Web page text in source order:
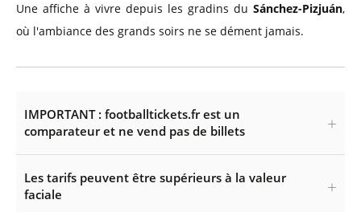
Une affiche à vivre depuis les gradins du Sánchez-Pizjuán,
où l'ambiance des grands soirs ne se dément jamais.
IMPORTANT : footballtickets.fr est un
comparateur et ne vend pas de billets
Les tarifs peuvent être supérieurs à la valeur
faciale